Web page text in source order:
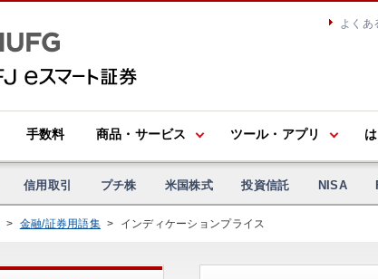
よくあ
手数料 商品・サービス ツール・アプリ
信用取引 プチ株 米国株式 投資信託 NISA
> 金融/証券用語集 > インディケーションプライス